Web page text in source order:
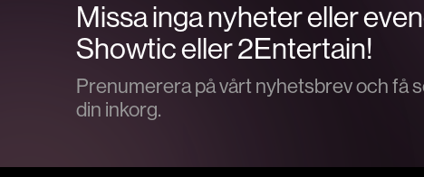
Missa inga nyheter eller
Showtic eller 2Entertain!
Prenumerera på vårt nyhetsbrev och få
din inkorg.